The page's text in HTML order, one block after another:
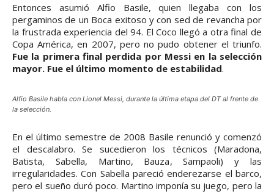
Entonces asumió Alfio Basile, quien llegaba con los
pergaminos de un Boca exitoso y con sed de revancha por
la frustrada experiencia del 94. El Coco llegó a otra final de
Copa América, en 2007, pero no pudo obtener el triunfo.
Fue la primera final perdida por Messi en la selección
mayor. Fue el último momento de estabilidad.
Alfio Basile habla con Lionel Messi, durante la última etapa del DT al frente de
la selección.
En el último semestre de 2008 Basile renunció y comenzó
el descalabro. Se sucedieron los técnicos (Maradona,
Batista, Sabella, Martino, Bauza, Sampaoli) y las
irregularidades. Con Sabella pareció enderezarse el barco,
pero el sueño duró poco. Martino imponía su juego, pero la